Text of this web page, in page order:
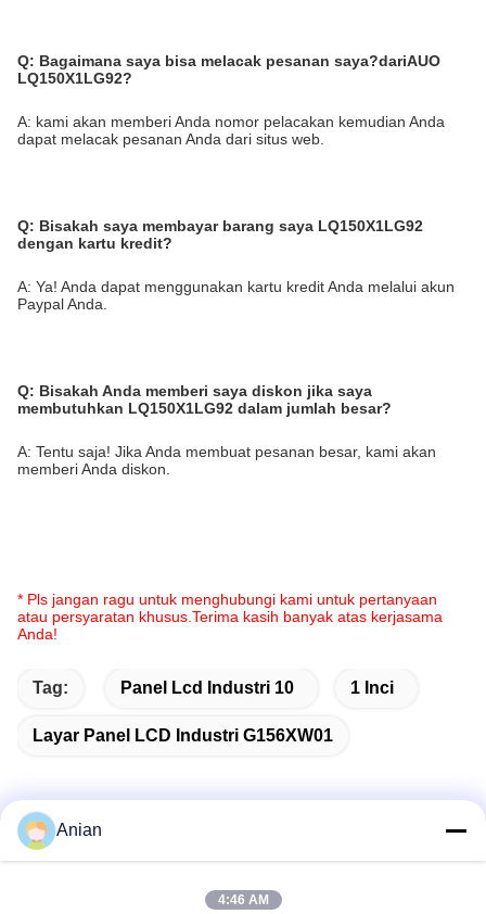
Q: Bagaimana saya bisa melacak pesanan saya?dariAUO
LQ150X1LG92?
A: kami akan memberi Anda nomor pelacakan kemudian Anda
dapat melacak pesanan Anda dari situs web.
Q: Bisakah saya membayar barang saya LQ150X1LG92
dengan kartu kredit?
A: Ya! Anda dapat menggunakan kartu kredit Anda melalui akun
Paypal Anda.
Q: Bisakah Anda memberi saya diskon jika saya
membutuhkan LQ150X1LG92 dalam jumlah besar?
A: Tentu saja! Jika Anda membuat pesanan besar, kami akan
memberi Anda diskon.
* Pls jangan ragu untuk menghubungi kami untuk pertanyaan
atau persyaratan khusus.Terima kasih banyak atas kerjasama
Anda!
Tag: Panel Lcd Industri 10 1 Inci
Layar Panel LCD Industri G156XW01
Anian
4:46 AM